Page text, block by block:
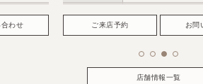
わせ ご来店予約 お問
店舗情報一覧